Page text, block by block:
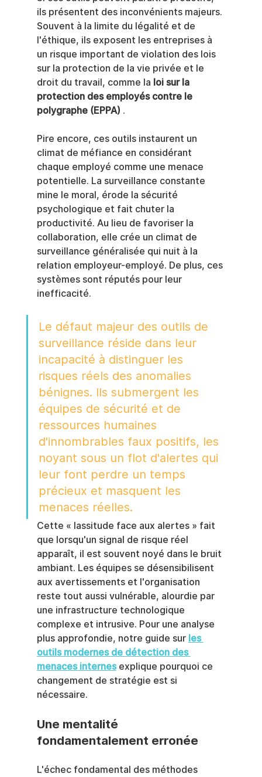
ils présentent des inconvénients majeurs.
Souvent à la limite du légalité et de
l'éthique, ils exposent les entreprises à
un risque important de violation des lois
sur la protection de la vie privée et le
droit du travail, comme la loi sur la
protection des employés contre le
polygraphe (EPPA) .
Pire encore, ces outils instaurent un
climat de méfiance en considérant
chaque employé comme une menace
potentielle. La surveillance constante
mine le moral, érode la sécurité
psychologique et fait chuter la
productivité. Au lieu de favoriser la
collaboration, elle crée un climat de
surveillance généralisée qui nuit à la
relation employeur-employé. De plus, ces
systèmes sont réputés pour leur
inefficacité.
Le défaut majeur des outils de
surveillance réside dans leur
incapacité à distinguer les
risques réels des anomalies
bénignes. Ils submergent les
équipes de sécurité et de
ressources humaines
d'innombrables faux positifs, les
noyant sous un flot d'alertes qui
leur font perdre un temps
précieux et masquent les
menaces réelles.
Cette « lassitude face aux alertes » fait
que lorsqu'un signal de risque réel
apparaît, il est souvent noyé dans le bruit
ambiant. Les équipes se désensibilisent
aux avertissements et l'organisation
reste tout aussi vulnérable, alourdie par
une infrastructure technologique
complexe et intrusive. Pour une analyse
plus approfondie, notre guide sur les
outils modernes de détection des
menaces internes explique pourquoi ce
changement de stratégie est si
nécessaire.
Une mentalité
fondamentalement erronée
L'échec fondamental des méthodes